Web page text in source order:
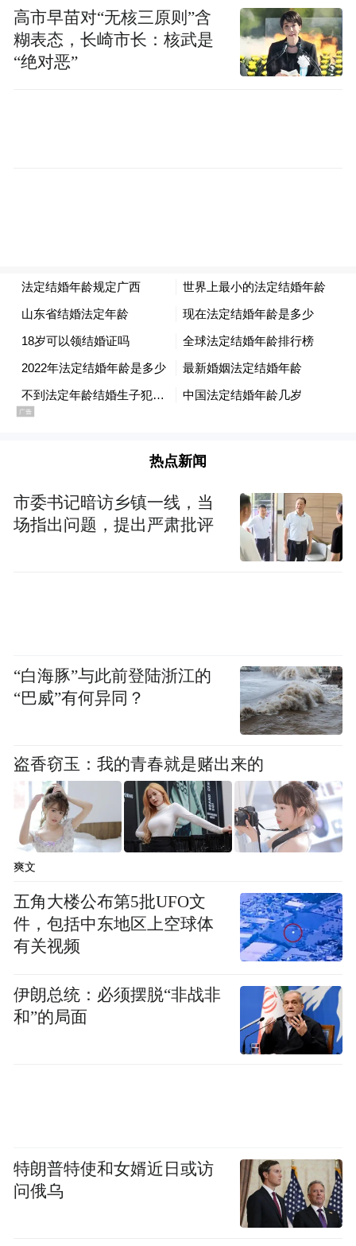
高市早苗对“无核三原则”含
糊表态，长崎市长：核武是
“绝对恶”
热点新闻
市委书记暗访乡镇一线，当
场指出问题，提出严肃批评
“白海豚”与此前登陆浙江的
“巴威”有何异同？
盗香窃玉：我的青春就是赌出来的
爽文
五角大楼公布第5批UFO文
件，包括中东地区上空球体
有关视频
伊朗总统：必须摆脱“非战非
和”的局面
特朗普特使和女婿近日或访
问俄乌